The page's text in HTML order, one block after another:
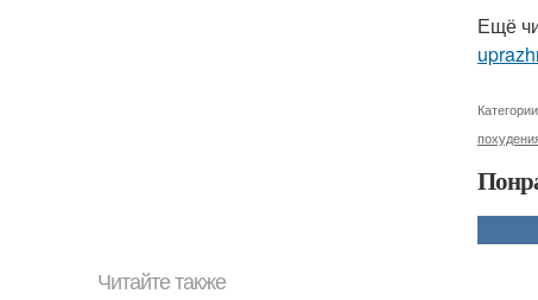
Ещё
Читайте также